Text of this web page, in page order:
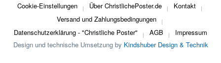
Cookie-Einstellungen Über ChristlichePoster.de
Kontakt
Versand und Zahlungsbedingungen
Datenschutzerklärung - "Christliche Poster"
AGB
Impressum
Design und technische Umsetzung by Kindshuber Design & Technik